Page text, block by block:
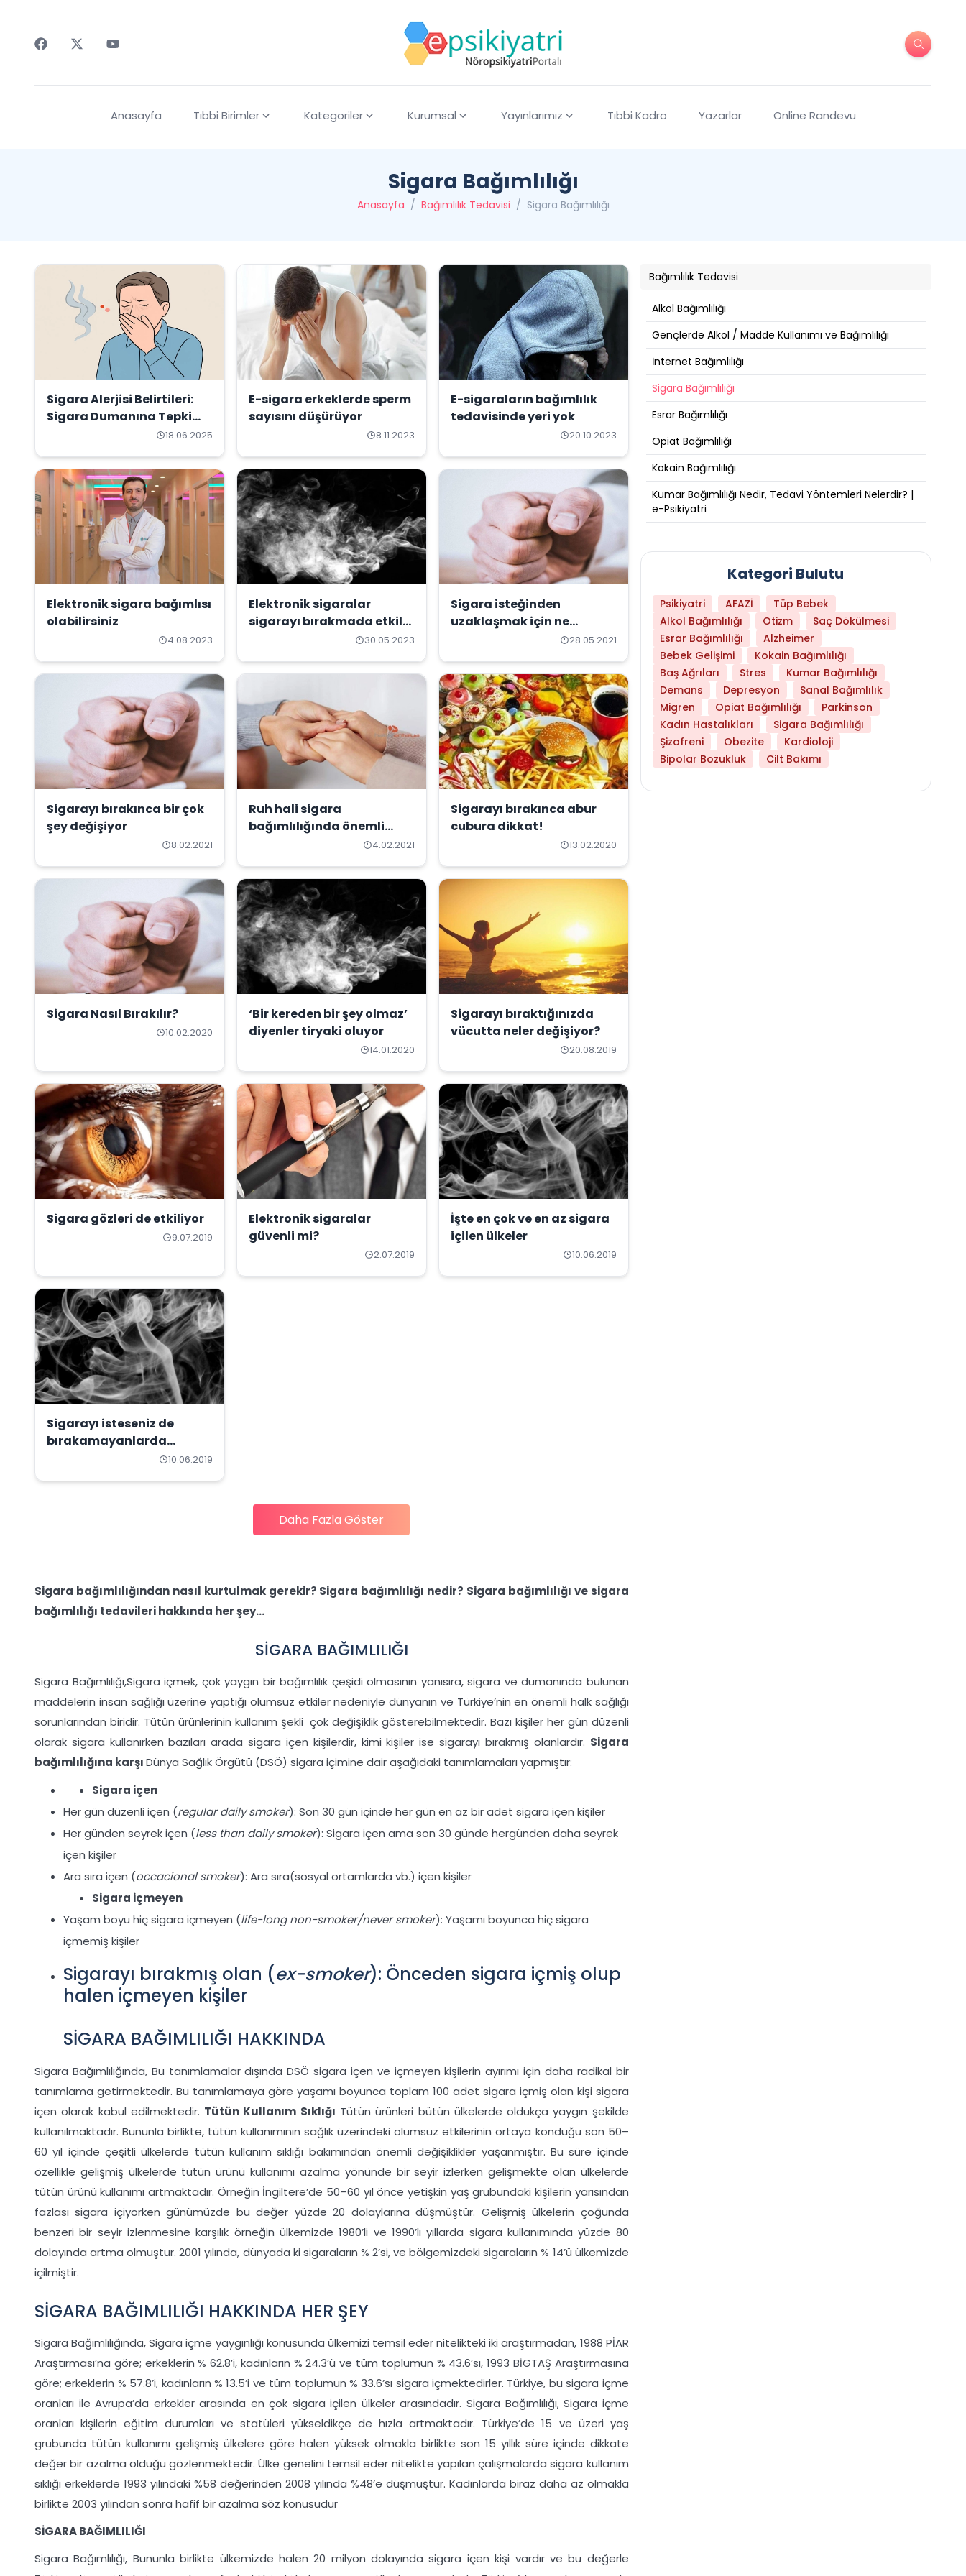
Anasayfa Tıbbi Birimler Kategoriler Kurumsal Yayınlarımız Tıbbi Kadro Yazarlar Online Randevu
Sigara Bağımlılığı
Anasayfa / Bağımlılık Tedavisi / Sigara Bağımlılığı
Sigara Alerjisi Belirtileri:
Sigara Dumanına Tepki
Gösteren Vücut, Ne Gibi
18.06.2025
E-sigara erkeklerde sperm
sayısını düşürüyor
8.11.2023
E-sigaraların bağımlılık
tedavisinde yeri yok
20.10.2023
Elektronik sigara bağımlısı
olabilirsiniz
4.08.2023
Elektronik sigaralar
sigarayı bırakmada etkili
30.05.2023
Sigara isteğinden
uzaklaşmak için ne
28.05.2021
Sigarayı bırakınca bir çok
şey değişiyor
8.02.2021
Ruh hali sigara
bağımlılığında önemli
4.02.2021
Sigarayı bırakınca abur
cubura dikkat!
13.02.2020
Sigara Nasıl Bırakılır?
10.02.2020
‘Bir kereden bir şey olmaz’
diyenler tiryaki oluyor
14.01.2020
Sigarayı bıraktığınızda
vücutta neler değişiyor?
20.08.2019
Sigara gözleri de etkiliyor
9.07.2019
Elektronik sigaralar
güvenli mi?
2.07.2019
İşte en çok ve en az sigara
içilen ülkeler
10.06.2019
Sigarayı isteseniz de
bırakamayanlarda
10.06.2019
Daha Fazla Göster
Sigara bağımlılığından nasıl kurtulmak gerekir? Sigara bağımlılığı nedir? Sigara bağımlılığı ve sigara
bağımlılığı tedavileri hakkında her şey...
SİGARA BAĞIMLILIĞI
Sigara Bağımlılığı,Sigara içmek, çok yaygın bir bağımlılık çeşidi olmasının yanısıra, sigara ve dumanında bulunan
maddelerin insan sağlığı üzerine yaptığı olumsuz etkiler nedeniyle dünyanın ve Türkiye’nin en önemli halk sağlığı
sorunlarından biridir. Tütün ürünlerinin kullanım şekli çok değişiklik gösterebilmektedir. Bazı kişiler her gün düzenli
olarak sigara kullanırken bazıları arada sigara içen kişilerdir, kimi kişiler ise sigarayı bırakmış olanlardır. Sigara
bağımlılığına karşıDünya Sağlık Örgütü (DSÖ) sigara içimine dair aşağıdaki tanımlamaları yapmıştır:
Sigara içen
Her gün düzenli içen (regular daily smoker): Son 30 gün içinde her gün en az bir adet sigara içen kişiler
Her günden seyrek içen (less than daily smoker): Sigara içen ama son 30 günde hergünden daha seyrek
içen kişiler
Ara sıra içen (occacional smoker): Ara sıra(sosyal ortamlarda vb.) içen kişiler
Sigara içmeyen
Yaşam boyu hiç sigara içmeyen (life-long non-smoker/never smoker): Yaşamı boyunca hiç sigara
içmemiş kişiler
Sigarayı bırakmış olan (ex-smoker): Önceden sigara içmiş olup
halen içmeyen kişiler
SİGARA BAĞIMLILIĞI HAKKINDA
Sigara Bağımlılığında, Bu tanımlamalar dışında DSÖ sigara içen ve içmeyen kişilerin ayırımı için daha radikal bir
tanımlama getirmektedir. Bu tanımlamaya göre yaşamı boyunca toplam 100 adet sigara içmiş olan kişi sigara
içen olarak kabul edilmektedir. Tütün Kullanım Sıklığı Tütün ürünleri bütün ülkelerde oldukça yaygın şekilde
kullanılmaktadır. Bununla birlikte, tütün kullanımının sağlık üzerindeki olumsuz etkilerinin ortaya konduğu son 50–
60 yıl içinde çeşitli ülkelerde tütün kullanım sıklığı bakımından önemli değişiklikler yaşanmıştır. Bu süre içinde
özellikle gelişmiş ülkelerde tütün ürünü kullanımı azalma yönünde bir seyir izlerken gelişmekte olan ülkelerde
tütün ürünü kullanımı artmaktadır. Örneğin İngiltere’de 50–60 yıl önce yetişkin yaş grubundaki kişilerin yarısından
fazlası sigara içiyorken günümüzde bu değer yüzde 20 dolaylarına düşmüştür. Gelişmiş ülkelerin çoğunda
benzeri bir seyir izlenmesine karşılık örneğin ülkemizde 1980’li ve 1990’lı yıllarda sigara kullanımında yüzde 80
dolayında artma olmuştur. 2001 yılında, dünyada ki sigaraların % 2’si, ve bölgemizdeki sigaraların % 14’ü ülkemizde
içilmiştir.
SİGARA BAĞIMLILIĞI HAKKINDA HER ŞEY
Sigara Bağımlılığında, Sigara içme yaygınlığı konusunda ülkemizi temsil eder nitelikteki iki araştırmadan, 1988 PİAR
Araştırması’na göre; erkeklerin % 62.8’i, kadınların % 24.3’ü ve tüm toplumun % 43.6’sı, 1993 BİGTAŞ Araştırmasına
göre; erkeklerin % 57.8’i, kadınların % 13.5’i ve tüm toplumun % 33.6’sı sigara içmektedirler. Türkiye, bu sigara içme
oranları ile Avrupa’da erkekler arasında en çok sigara içilen ülkeler arasındadır. Sigara Bağımlılığı, Sigara içme
oranları kişilerin eğitim durumları ve statüleri yükseldikçe de hızla artmaktadır. Türkiye’de 15 ve üzeri yaş
grubunda tütün kullanımı gelişmiş ülkelere göre halen yüksek olmakla birlikte son 15 yıllık süre içinde dikkate
değer bir azalma olduğu gözlenmektedir. Ülke genelini temsil eder nitelikte yapılan çalışmalarda sigara kullanım
sıklığı erkeklerde 1993 yılındaki %58 değerinden 2008 yılında %48’e düşmüştür. Kadınlarda biraz daha az olmakla
birlikte 2003 yılından sonra hafif bir azalma söz konusudur
SİGARA BAĞIMLILIĞI
Sigara Bağımlılığı, Bununla birlikte ülkemizde halen 20 milyon dolayında sigara içen kişi vardır ve bu değerle
Bağımlılık Tedavisi
Alkol Bağımlılığı
Gençlerde Alkol / Madde Kullanımı ve Bağımlılığı
İnternet Bağımlılığı
Sigara Bağımlılığı
Esrar Bağımlılığı
Opiat Bağımlılığı
Kokain Bağımlılığı
Kumar Bağımlılığı Nedir, Tedavi Yöntemleri Nelerdir? |
e-Psikiyatri
Kategori Bulutu
Psikiyatri AFAZİ
Tüp Bebek
Alkol Bağımlılığı
Otizm
Saç Dökülmesi
Esrar Bağımlılığı
Alzheimer
Bebek Gelişimi
Kokain Bağımlılığı
Baş Ağrıları
Stres
Kumar Bağımlılığı
Demans
Depresyon
Sanal Bağımlılık
Migren
Opiat Bağımlılığı
Parkinson
Kadın Hastalıkları
Sigara Bağımlılığı
Şizofreni
Obezite
Kardioloji
Bipolar Bozukluk
Cilt Bakımı